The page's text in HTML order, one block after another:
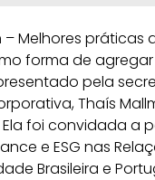
– Melhores práticas
forma de
pela
Thaís
Ela foi convidada a
e ESG nas
Brasileira e